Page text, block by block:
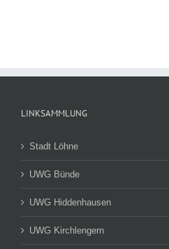
LINKSAMMLUNG
Stadt Löhne
UWG Bünde
UWG Hiddenhausen
UWG Kirchlengern